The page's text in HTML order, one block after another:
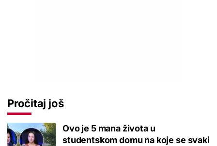
Pročitaj još
Ovo je 5 mana života u
studentskom domu na koje se svaki